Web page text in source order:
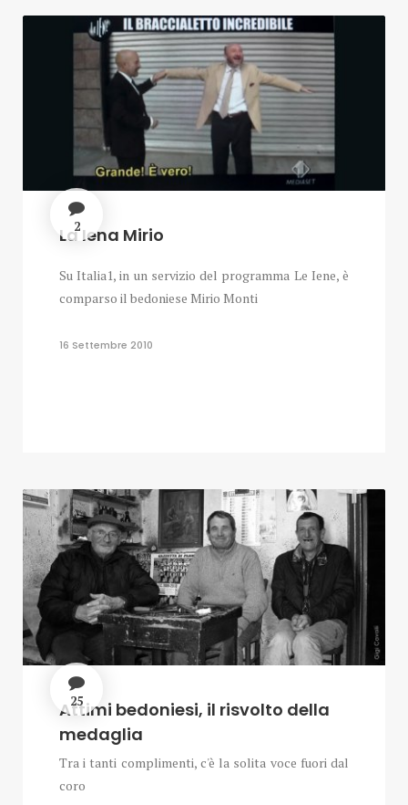
2
La Iena Mirio
Su Italia1, in un servizio del programma Le Iene, è
comparso il bedoniese Mirio Monti
16 Settembre 2010
25
Attimi bedoniesi, il risvolto della
medaglia
Tra i tanti complimenti, c'è la solita voce fuori dal
coro